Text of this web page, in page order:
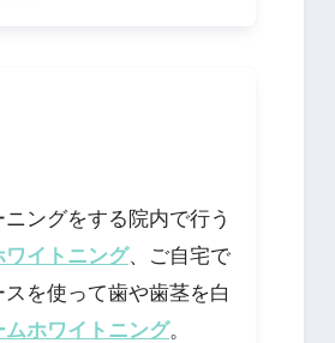
ングをする院内で行う
ワイトニング、ご自宅で
を使って歯や歯茎を白
ムホワイトニング。